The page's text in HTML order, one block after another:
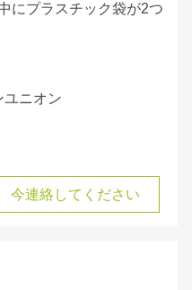
にプラスチック袋が2つ
ユニオン
今連絡してください